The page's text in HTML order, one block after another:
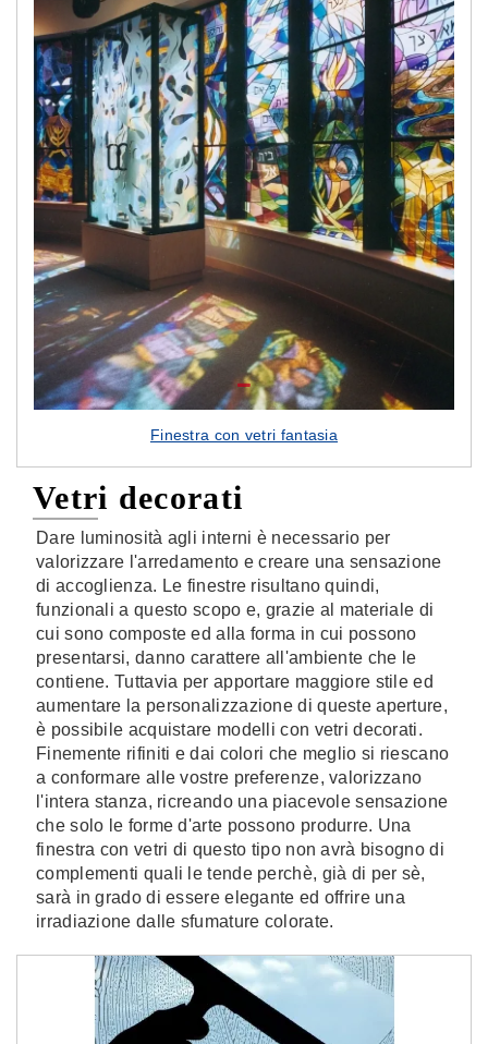
Finestra con vetri fantasia
Vetri decorati
Dare luminosità agli interni è necessario per
valorizzare l'arredamento e creare una sensazione
di accoglienza. Le finestre risultano quindi,
funzionali a questo scopo e, grazie al materiale di
cui sono composte ed alla forma in cui possono
presentarsi, danno carattere all'ambiente che le
contiene. Tuttavia per apportare maggiore stile ed
aumentare la personalizzazione di queste aperture,
è possibile acquistare modelli con vetri decorati.
Finemente rifiniti e dai colori che meglio si riescano
a conformare alle vostre preferenze, valorizzano
l'intera stanza, ricreando una piacevole sensazione
che solo le forme d'arte possono produrre. Una
finestra con vetri di questo tipo non avrà bisogno di
complementi quali le tende perchè, già di per sè,
sarà in grado di essere elegante ed offrire una
irradiazione dalle sfumature colorate.